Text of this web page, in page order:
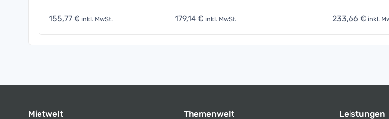
155,77 € inkl. MwSt. 179,14 € inkl. MwSt. 233,66 € inkl.
Mietwelt Themenwelt Leistungen